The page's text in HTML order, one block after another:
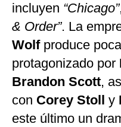
incluyen “Chicago”
& Order”. La
Wolfproduce
protagonizado por
Brandon Scott,
con Corey Stoll y
este último un